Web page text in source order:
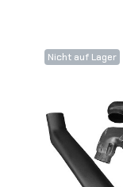
Nicht auf Lager